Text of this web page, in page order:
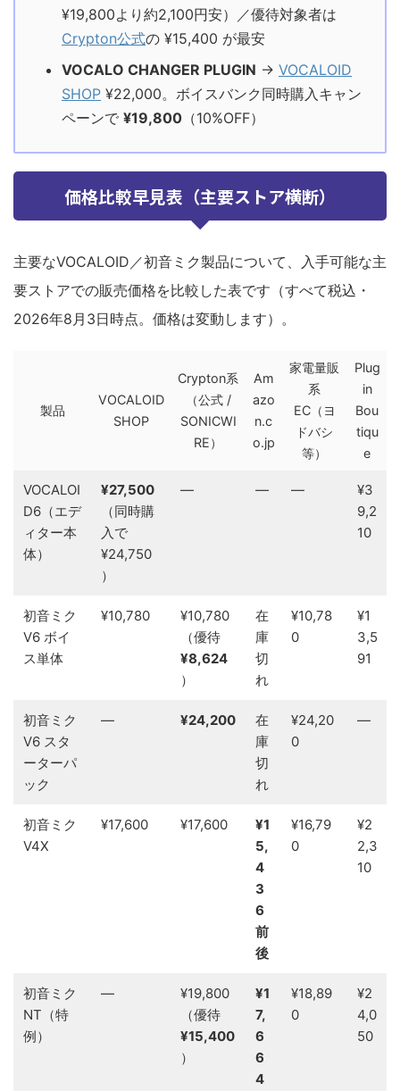
¥19,800より約2,100円安）／優待対象者は
Crypton公式の ¥15,400 が最安
VOCALO CHANGER PLUGIN → VOCALOID
SHOP ¥22,000。ボイスバンク同時購入キャン
ペーンで ¥19,800 （10%OFF）
価格比較早見表（主要ストア横断）
主要なVOCALOID／初音ミク製品について、入手可能な主
要ストアでの販売価格を比較した表です（すべて税込・
2026年8月3日時点。価格は変動します）。
製品
VOCALOID
SHOP
Crypton系
（公式 /
SONICWI
RE）
Am
azo
n.c
o.jp
家電量販
系
EC（ヨ
ドバシ
等）
Plug
in
Bou
tiqu
e
VOCALOI
D6（エデ
ィター本
体）
¥27,500
（同時購
入で
¥24,750
）
— — —
¥3
9,2
10
初音ミク
V6 ボイ
ス単体
¥10,780
¥10,780
（優待
¥8,624
）
在
庫
切
れ
¥10,78
0
¥1
3,5
91
初音ミク
V6 スタ
ーターパ
ック
— ¥24,200
在
庫
切
れ
¥24,20
0
—
初音ミク
V4X
¥17,600 ¥17,600
¥1
5,
4
3
6
前
後
¥16,79
0
¥2
2,3
10
初音ミク
NT（特
例）
—
¥19,800
（優待
¥15,400
）
¥1
7,
6
6
4
¥18,89
0
¥2
4,0
50